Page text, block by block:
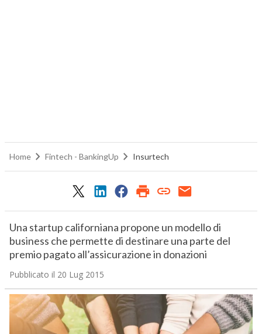
beneficenza
Fintech - BankingUp Insurtech
Una startup californiana propone un modello di
business che permette di destinare una parte del
premio pagato all’assicurazione in donazioni
Pubblicato il 20 Lug 2015